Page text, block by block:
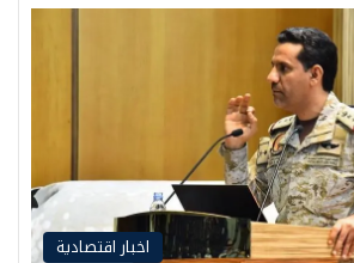
اخبار اقتصادية